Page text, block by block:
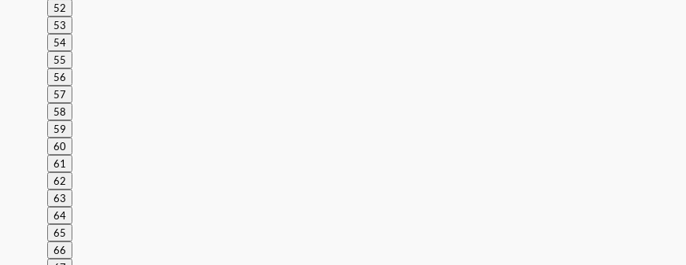
52
53
54
55
56
57
58
59
60
61
62
63
64
65
66